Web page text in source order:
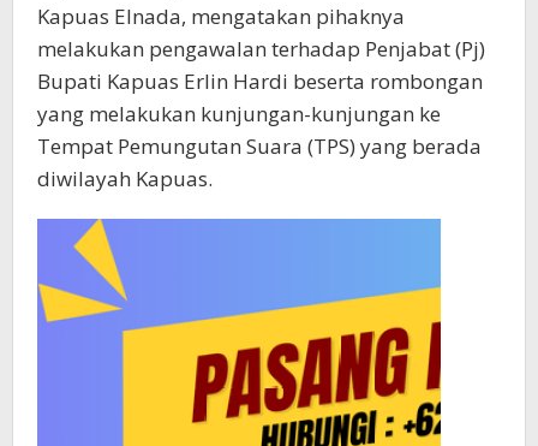
Kapuas Elnada, mengatakan pihaknya
melakukan pengawalan terhadap Penjabat (Pj)
Bupati Kapuas Erlin Hardi beserta rombongan
yang melakukan kunjungan-kunjungan ke
Tempat Pemungutan Suara (TPS) yang berada
diwilayah Kapuas.